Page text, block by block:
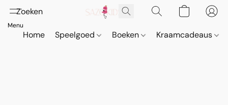
Home Speelgoed Boeken Kraamcadeaus